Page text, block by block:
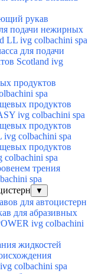
рукав
подачи нежирных
LL ivg colbachini spa
для подачи
Scotland ivg
продуктов
spa
продуктов
ivg colbachini spa
продуктов
colbachini spa
продуктов
spa
трения
spa
▼
для автоцистерн
для абразивных
ivg colbachini
жидкостей
colbachini spa